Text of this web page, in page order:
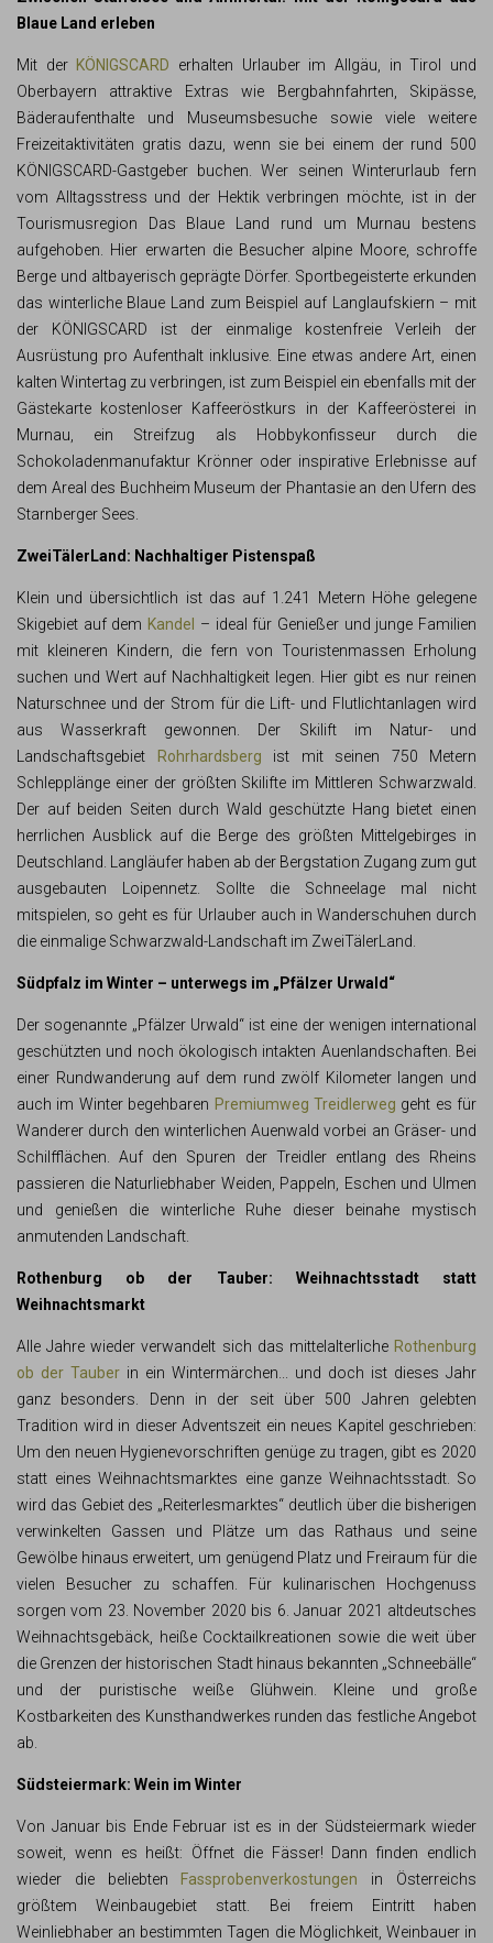
Blaue Land erleben
Mit der KÖNIGSCARD erhalten Urlauber im Allgäu, in Tirol und
Oberbayern attraktive Extras wie Bergbahnfahrten, Skipässe,
Bäderaufenthalte und Museumsbesuche sowie viele weitere
Freizeitaktivitäten gratis dazu, wenn sie bei einem der rund 500
KÖNIGSCARD-Gastgeber buchen. Wer seinen Winterurlaub fern
vom Alltagsstress und der Hektik verbringen möchte, ist in der
Tourismusregion Das Blaue Land rund um Murnau bestens
aufgehoben. Hier erwarten die Besucher alpine Moore, schroffe
Berge und altbayerisch geprägte Dörfer. Sportbegeisterte erkunden
das winterliche Blaue Land zum Beispiel auf Langlaufskiern – mit
der KÖNIGSCARD ist der einmalige kostenfreie Verleih der
Ausrüstung pro Aufenthalt inklusive. Eine etwas andere Art, einen
kalten Wintertag zu verbringen, ist zum Beispiel ein ebenfalls mit der
Gästekarte kostenloser Kaffeeröstkurs in der Kaffeerösterei in
Murnau, ein Streifzug als Hobbykonfisseur durch die
Schokoladenmanufaktur Krönner oder inspirative Erlebnisse auf
dem Areal des Buchheim Museum der Phantasie an den Ufern des
Starnberger Sees.
ZweiTälerLand: Nachhaltiger Pistenspaß
Klein und übersichtlich ist das auf 1.241 Metern Höhe gelegene
Skigebiet auf dem Kandel
– ideal für Genießer und junge Familien
mit kleineren Kindern, die fern von Touristenmassen Erholung
suchen und Wert auf Nachhaltigkeit legen. Hier gibt es nur reinen
Naturschnee und der Strom für die Lift- und Flutlichtanlagen wird
aus Wasserkraft gewonnen. Der Skilift im Natur- und
Landschaftsgebiet
Rohrhardsberg ist mit seinen 750 Metern
Schlepplänge einer der größten Skilifte im Mittleren Schwarzwald.
Der auf beiden Seiten durch Wald geschützte Hang bietet einen
herrlichen Ausblick auf die Berge des größten Mittelgebirges in
Deutschland. Langläufer haben ab der Bergstation Zugang zum gut
ausgebauten Loipennetz. Sollte die Schneelage mal nicht
mitspielen, so geht es für Urlauber auch in Wanderschuhen durch
die einmalige Schwarzwald-Landschaft im ZweiTälerLand.
Südpfalz im Winter – unterwegs im „Pfälzer Urwald“
Der sogenannte „Pfälzer Urwald“ ist eine der wenigen international
geschützten und noch ökologisch intakten Auenlandschaften. Bei
einer Rundwanderung auf dem rund zwölf Kilometer langen und
auch im Winter begehbaren Premiumweg Treidlerweg geht es für
Wanderer durch den winterlichen Auenwald vorbei an Gräser- und
Schilfflächen. Auf den Spuren der Treidler entlang des Rheins
passieren die Naturliebhaber Weiden, Pappeln, Eschen und Ulmen
und genießen die winterliche Ruhe dieser beinahe mystisch
anmutenden Landschaft.
Rothenburg ob der Tauber: Weihnachtsstadt statt
Weihnachtsmarkt
Alle Jahre wieder verwandelt sich das mittelalterliche Rothenburg
ob der Tauber in ein Wintermärchen... und doch ist dieses Jahr
ganz besonders. Denn in der seit über 500 Jahren gelebten
Tradition wird in dieser Adventszeit ein neues Kapitel geschrieben:
Um den neuen Hygienevorschriften genüge zu tragen, gibt es 2020
statt eines Weihnachtsmarktes eine ganze Weihnachtsstadt. So
wird das Gebiet des „Reiterlesmarktes“ deutlich über die bisherigen
verwinkelten Gassen und Plätze um das Rathaus und seine
Gewölbe hinaus erweitert, um genügend Platz und Freiraum für die
vielen Besucher zu schaffen. Für kulinarischen Hochgenuss
sorgen vom 23. November 2020 bis 6. Januar 2021 altdeutsches
Weihnachtsgebäck, heiße Cocktailkreationen sowie die weit über
die Grenzen der historischen Stadt hinaus bekannten „Schneebälle“
und der puristische weiße Glühwein. Kleine und große
Kostbarkeiten des Kunsthandwerkes runden das festliche Angebot
ab.
Südsteiermark: Wein im Winter
Von Januar bis Ende Februar ist es in der Südsteiermark wieder
soweit, wenn es heißt: Öffnet die Fässer! Dann finden endlich
wieder die beliebten Fassprobenverkostungen in Österreichs
größtem Weinbaugebiet statt. Bei freiem Eintritt haben
Weinliebhaber an bestimmten Tagen die Möglichkeit, Weinbauer in